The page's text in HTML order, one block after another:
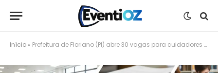
Início » Prefeitura de Floriano (PI) abre 30 vagas para cuidadores de alunos; inscrições até 22 de junho